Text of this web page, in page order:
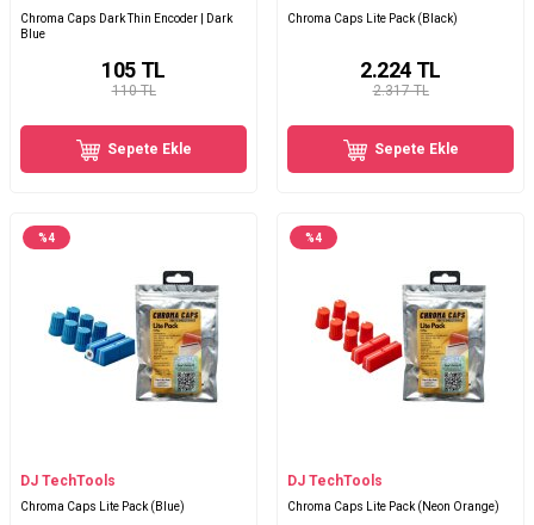
Chroma Caps Dark Thin Encoder | Dark
Blue
110 TL
105 TL
Sepete Ekle
Chroma Caps Lite Pack (Black)
2.317 TL
2.224 TL
Sepete Ekle
%4
DJ TechTools
Chroma Caps Lite Pack (Blue)
%4
DJ TechTools
Chroma Caps Lite Pack (Neon Orange)